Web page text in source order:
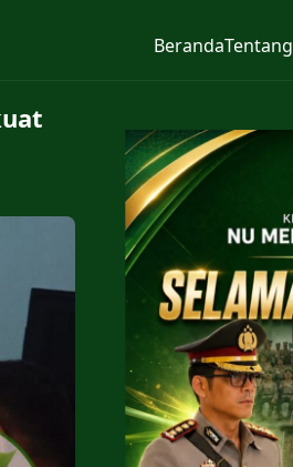
BerandaTentang